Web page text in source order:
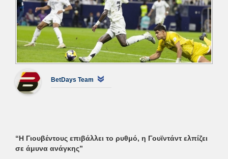
BetDays Team
“Η Γιουβέντους επιβάλλει το ρυθμό, η Γουϊντάντ ελπίζει
σε άμυνα ανάγκης”